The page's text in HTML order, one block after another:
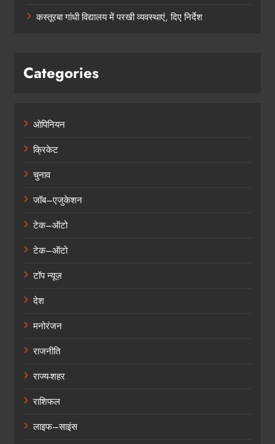
कस्तूरबा गांधी विद्यालय में परखी व्यवस्थाएं, दिए निर्देश
Categories
ओपिनियन
क्रिकेट
चुनाव
जॉब–एजुकेशन
टेक–ऑटो
टेक–ऑटो
टॉप न्यूज़
देश
मनोरंजन
राजनीति
राज्य-शहर
राशिफल
लाइफ–साइंस